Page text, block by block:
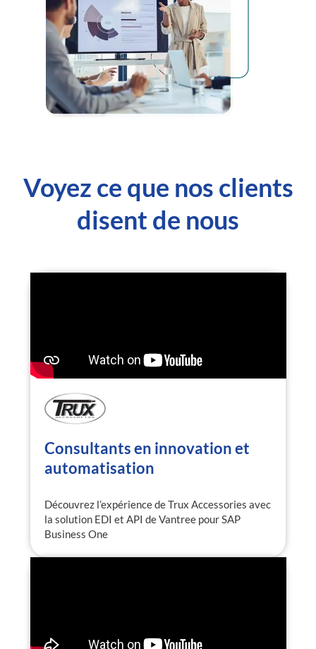
Voyez ce que nos clients
disent de nous
Consultants en innovation et
automatisation
Découvrez l’expérience de Trux Accessories avec
la solution EDI et API de Vantree pour SAP
Business One